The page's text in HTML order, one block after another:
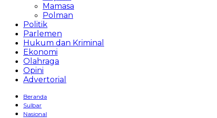
Mamasa
Polman
Politik
Parlemen
Hukum dan Kriminal
Ekonomi
Olahraga
Opini
Advertorial
Beranda
Sulbar
Nasional